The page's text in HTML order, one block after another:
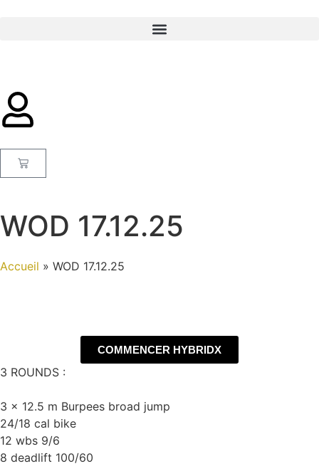
WOD 17.12.25
Accueil » WOD 17.12.25
COMMENCER HYBRIDX
3 ROUNDS :
3 x 12.5 m Burpees broad jump
24/18 cal bike
12 wbs 9/6
8 deadlift 100/60